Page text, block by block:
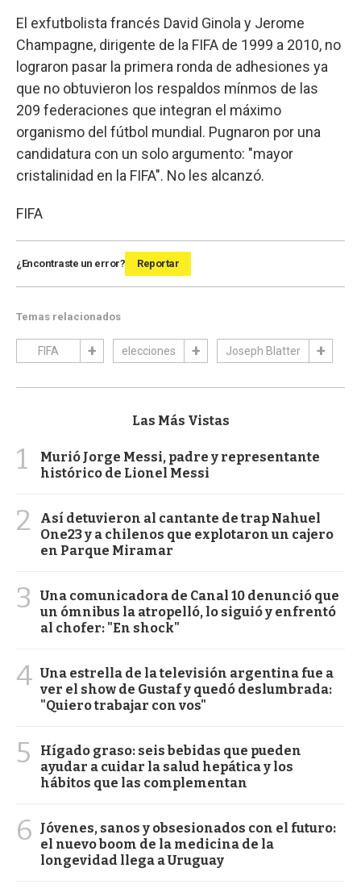
El exfutbolista francés David Ginola y Jerome
Champagne, dirigente de la FIFA de 1999 a 2010, no
lograron pasar la primera ronda de adhesiones ya
que no obtuvieron los respaldos mínmos de las
209 federaciones que integran el máximo
organismo del fútbol mundial. Pugnaron por una
candidatura con un solo argumento: "mayor
cristalinidad en la FIFA". No les alcanzó.
FIFA
¿Encontraste un error? Reportar
Temas relacionados
FIFA elecciones Joseph Blatter
Las Más Vistas
1
Murió Jorge Messi, padre y representante
histórico de Lionel Messi
2
Así detuvieron al cantante de trap Nahuel
One23 y a chilenos que explotaron un cajero
en Parque Miramar
3
Una comunicadora de Canal 10 denunció que
un ómnibus la atropelló, lo siguió y enfrentó
al chofer: "En shock"
4 Una estrella de la televisión argentina fue a
ver el show de Gustaf y quedó deslumbrada:
"Quiero trabajar con vos"
5
Hígado graso: seis bebidas que pueden
ayudar a cuidar la salud hepática y los
hábitos que las complementan
6
Jóvenes, sanos y obsesionados con el futuro:
el nuevo boom de la medicina de la
longevidad llega a Uruguay